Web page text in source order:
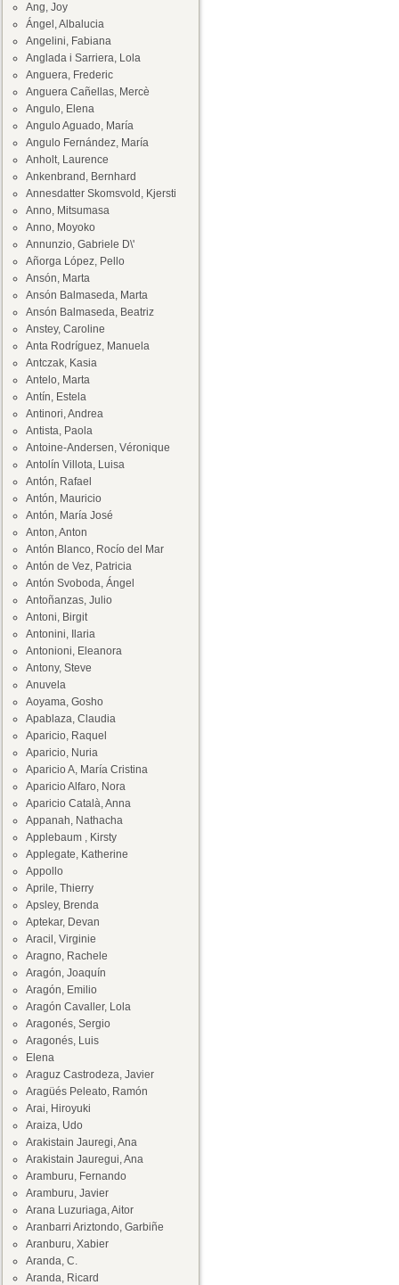
Ang, Joy
Ángel, Albalucia
Angelini, Fabiana
Anglada i Sarriera, Lola
Anguera, Frederic
Anguera Cañellas, Mercè
Angulo, Elena
Angulo Aguado, María
Angulo Fernández, María
Anholt, Laurence
Ankenbrand, Bernhard
Annesdatter Skomsvold, Kjersti
Anno, Mitsumasa
Anno, Moyoko
Annunzio, Gabriele D\'
Añorga López, Pello
Ansón, Marta
Ansón Balmaseda, Marta
Ansón Balmaseda, Beatriz
Anstey, Caroline
Anta Rodríguez, Manuela
Antczak, Kasia
Antelo, Marta
Antín, Estela
Antinori, Andrea
Antista, Paola
Antoine-Andersen, Véronique
Antolín Villota, Luisa
Antón, Rafael
Antón, Mauricio
Antón, María José
Anton, Anton
Antón Blanco, Rocío del Mar
Antón de Vez, Patricia
Antón Svoboda, Ángel
Antoñanzas, Julio
Antoni, Birgit
Antonini, Ilaria
Antonioni, Eleanora
Antony, Steve
Anuvela
Aoyama, Gosho
Apablaza, Claudia
Aparicio, Raquel
Aparicio, Nuria
Aparicio A, María Cristina
Aparicio Alfaro, Nora
Aparicio Català, Anna
Appanah, Nathacha
Applebaum , Kirsty
Applegate, Katherine
Appollo
Aprile, Thierry
Apsley, Brenda
Aptekar, Devan
Aracil, Virginie
Aragno, Rachele
Aragón, Joaquín
Aragón, Emilio
Aragón Cavaller, Lola
Aragonés, Sergio
Aragonés, Luis
Elena
Araguz Castrodeza, Javier
Aragüés Peleato, Ramón
Arai, Hiroyuki
Araiza, Udo
Arakistain Jauregi, Ana
Arakistain Jauregui, Ana
Aramburu, Fernando
Aramburu, Javier
Arana Luzuriaga, Aitor
Aranbarri Ariztondo, Garbiñe
Aranburu, Xabier
Aranda, C.
Aranda, Ricard